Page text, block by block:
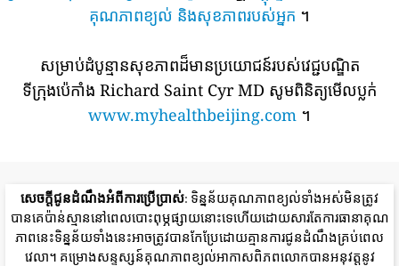
គុណភាពខ្យល់ និងសុខភាពរបស់អ្នក ។
សម្រាប់ដំបូន្មានសុខភាពដ៏មានប្រយោជន៍របស់វេជ្ជបណ្ឌិត
ទីក្រុងប៉េកាំង Richard Saint Cyr MD សូមពិនិត្យមើលប្លក់
www.myhealthbeijing.com ។
សេចក្តីជូនដំណឹងអំពីការប្រើប្រាស់: ទិន្នន័យគុណភាពខ្យល់ទាំងអស់មិនត្រូវ
បានគេប៉ាន់ស្មាននៅពេលបោះពុម្ភផ្សាយនោះទេហើយដោយសារតែការធានាគុណ
ភាពនេះទិន្នន័យទាំងនេះអាចត្រូវបានកែប្រែដោយគ្មានការជូនដំណឹងគ្រប់ពេល
វេលា។ គម្រោងសន្ទស្សន៍គុណភាពខ្យល់អាកាសពិភពលោកបានអនុវត្តនូវ